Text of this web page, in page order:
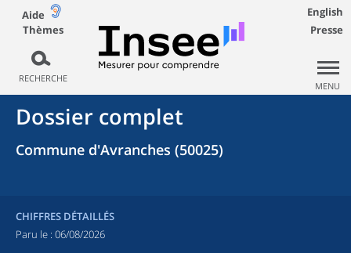
Aide
Thèmes
RECHERCHE
English
Presse
MENU
Dossier complet
Commune d'Avranches (50025)
CHIFFRES DÉTAILLÉS
Paru le : 06/08/2026